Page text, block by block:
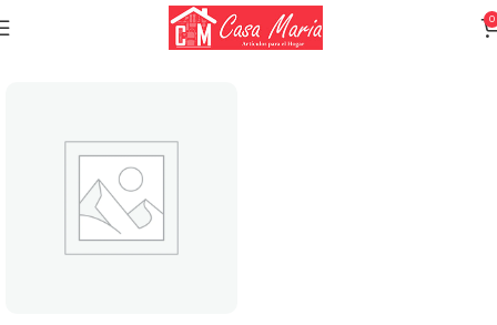
0
Varios (Menaje)